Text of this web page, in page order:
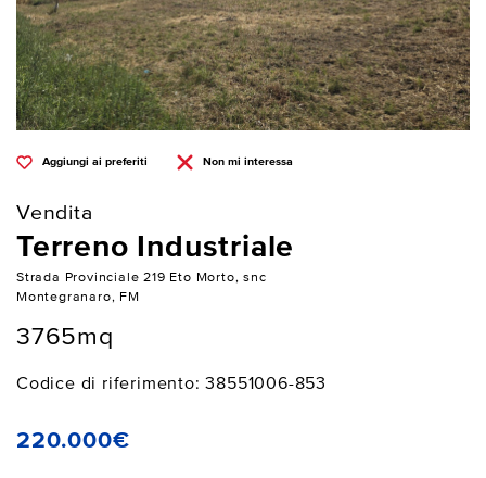
Aggiungi ai preferiti Non mi interessa
Vendita
Terreno Industriale
Strada Provinciale 219 Eto Morto, snc
Montegranaro, FM
3765mq
Codice di riferimento: 38551006-853
220.000€